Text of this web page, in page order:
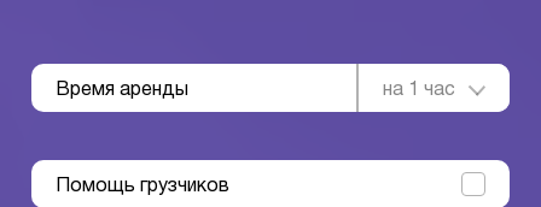
Время аренды на 1 час
Помощь грузчиков